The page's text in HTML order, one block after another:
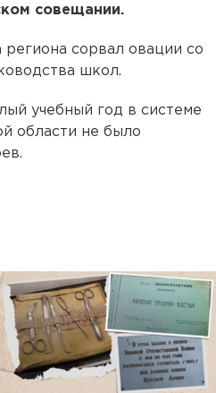
совещании.
региона сорвал овации со
школ.
учебный год в системе
области не было